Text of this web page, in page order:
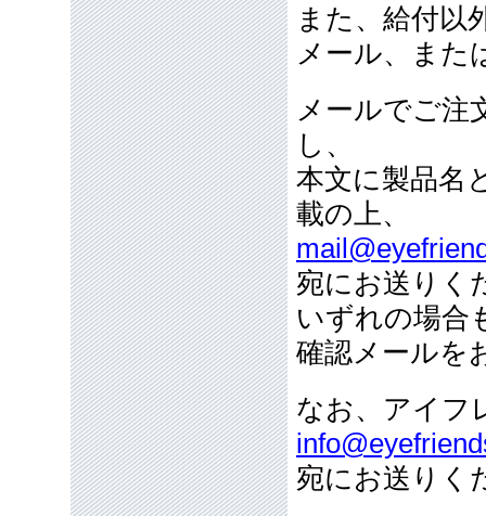
また、給付以
メール、また
メールでご注
し、
本文に製品名
載の上、
宛にお送りく
いずれの場合
確認メールを
なお、アイフ
宛にお送りく